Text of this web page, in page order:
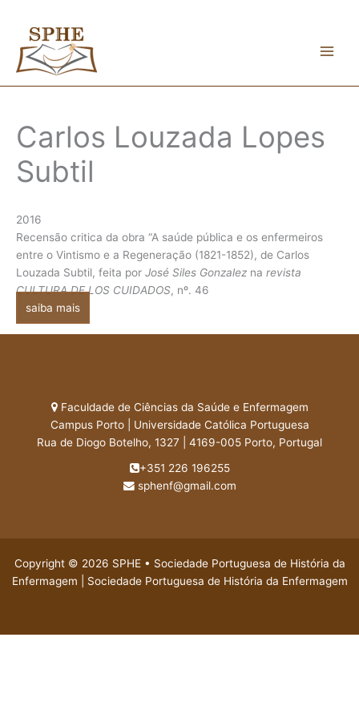
content
Carlos Louzada Lopes
Subtil
2016
Recensão critica da obra “A saúde pública e os enfermeiros
entre o Vintismo e a Regeneração (1821-1852), de Carlos
Louzada Subtil, feita por José Siles Gonzalez na revista
CULTURA DE LOS CUIDADOS, nº. 46
saiba mais
Faculdade de Ciências da Saúde e Enfermagem
Campus Porto | Universidade Católica Portuguesa
Rua de Diogo Botelho, 1327 | 4169-005 Porto, Portugal
+351 226 196255
sphenf@gmail.com
Copyright © 2026 SPHE • Sociedade Portuguesa de História da
Enfermagem | Sociedade Portuguesa de História da Enfermagem